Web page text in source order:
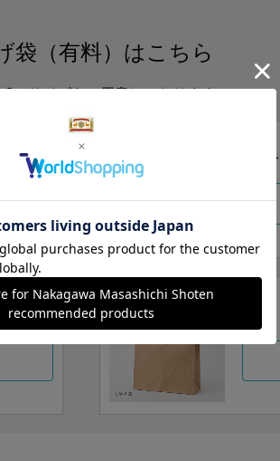
袋（有料）はこちら
3つサイズをご用意しております。
Sサ
Lサ